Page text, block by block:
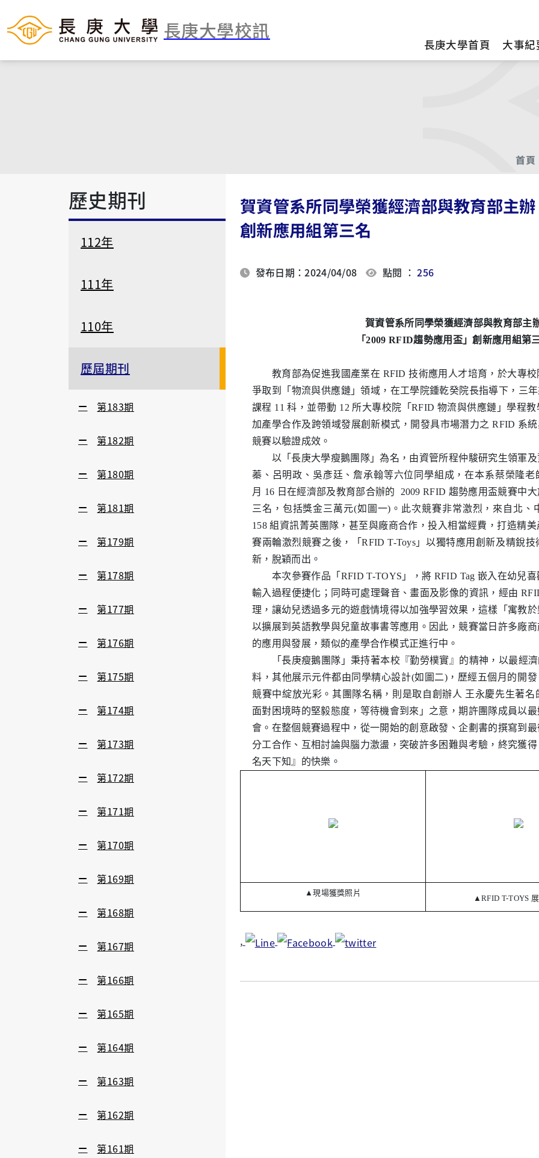
長庚大學校訊
長庚大學首頁 大事紀
首頁
歷史期刊
112年
111年
110年
歷屆期刊
第183期
第182期
第180期
第181期
第179期
第178期
第177期
第176期
第175期
第174期
第173期
第172期
第171期
第170期
第169期
第168期
第167期
第166期
第165期
第164期
第163期
第162期
第161期
賀資管系所同學榮獲經濟部與教育部主
創新應用組第三名
發布日期：2024/04/08 點閱 ：256
賀資管系所同學榮獲經濟部與教育部主
「2009 RFID趨勢應用盃」創新應用組第
教育部為促進我國產業在 RFID 技術應用人才培育，於大專校
爭取到「物流與供應鏈」領域，在工學院鍾乾癸院長指導下，三
課程 11 科，並帶動 12 所大專校院「RFID 物流與供應鏈」學程
加產學合作及跨領域發展創新模式，開發具市場潛力之 RFID 系
競賽以驗證成效。
以「長庚大學瘦鵝團隊」為名，由資管所程仲駿研究生領軍及
蓁、呂明政、吳彥廷、詹承翰等六位同學組成，在本系蔡榮隆老
月 16 日在經濟部及教育部合辦的 2009 RFID 趨勢應用盃競賽中
三名，包括獎金三萬元(如圖一)。此次競賽非常激烈，來自北、
158 組資訊菁英團隊，甚至與廠商合作，投入相當經費，打造精
賽兩輪激烈競賽之後，「RFID T-Toys」以獨特應用創新及精銳
新，脫穎而出。
本次參賽作品「RFID T-TOYS」，將 RFID Tag 嵌入在幼兒喜
輸入過程便捷化；同時可處理聲音、畫面及影像的資訊，經由
理，讓幼兒透過多元的遊戲情境得以加強學習效果，這樣「寓教
以擴展到英語教學與兒童故事書等應用。因此，競賽當日許多廠
的應用與發展，類似的產學合作模式正進行中。
「長庚瘦鵝團隊」秉持著本校『勤勞樸實』的精神，以最經濟
料，其他展示元件都由同學精心設計(如圖二)，歷經五個月的開
競賽中綻放光彩。其團隊名稱，則是取自創辦人 王永慶先生著
面對困境時的堅毅態度，等待機會到來」之意，期許團隊成員以
會。在整個競賽過程中，從一開始的創意啟發、企劃書的撰寫到
分工合作、互相討論與腦力激盪，突破許多困難與考驗，終究獲
名天下知』的快樂。
▲現場獲獎照片
▲RFID T-TOYS
,